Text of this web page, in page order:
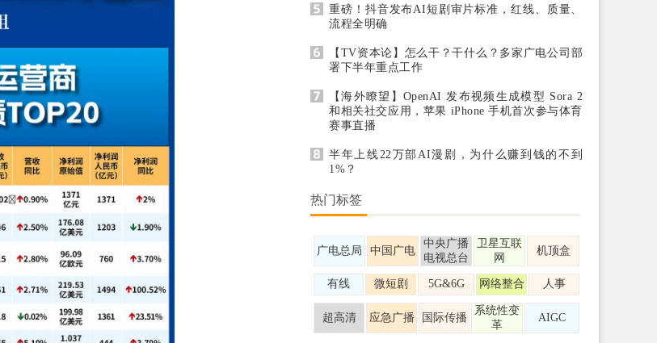
重磅！抖音发布AI短剧审片标准，红线、质量、
流程全明确
【TV资本论】怎么干？干什么？多家广电公司部
署下半年重点工作
【海外瞭望】OpenAI 发布视频生成模型 Sora 2
和相关社交应用，苹果 iPhone 手机首次参与体育
赛事直播
半年上线22万部AI漫剧，为什么赚到钱的不到
1%？
热门标签
广电总局 中国广电
中央广播
电视总台
卫星互联
网
机顶盒
有线 微短剧 5G&6G 网络整合 人事
超高清 应急广播 国际传播
系统性变
革
AIGC